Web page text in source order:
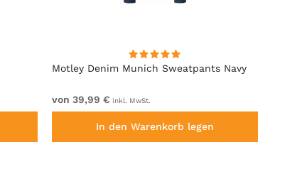
Motley Denim Munich Sweatpants Navy
von 39,99 € inkl. MwSt.
In den Warenkorb legen